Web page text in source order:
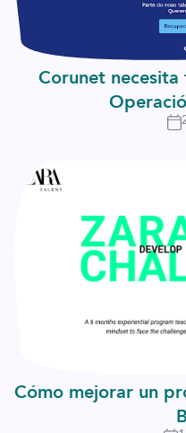
Corunet
Cómo mejorar un